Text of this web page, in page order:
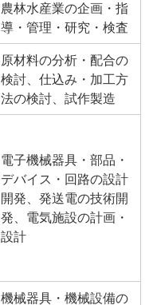
農林水産業の企画・指
導・管理・研究・検査
原材料の分析・配合の
検討、仕込み・加工方
法の検討、試作製造
電子機械器具・部品・
デバイス・回路の設計
開発、発送電の技術開
発、電気施設の計画・
設計
機械器具・機械設備の